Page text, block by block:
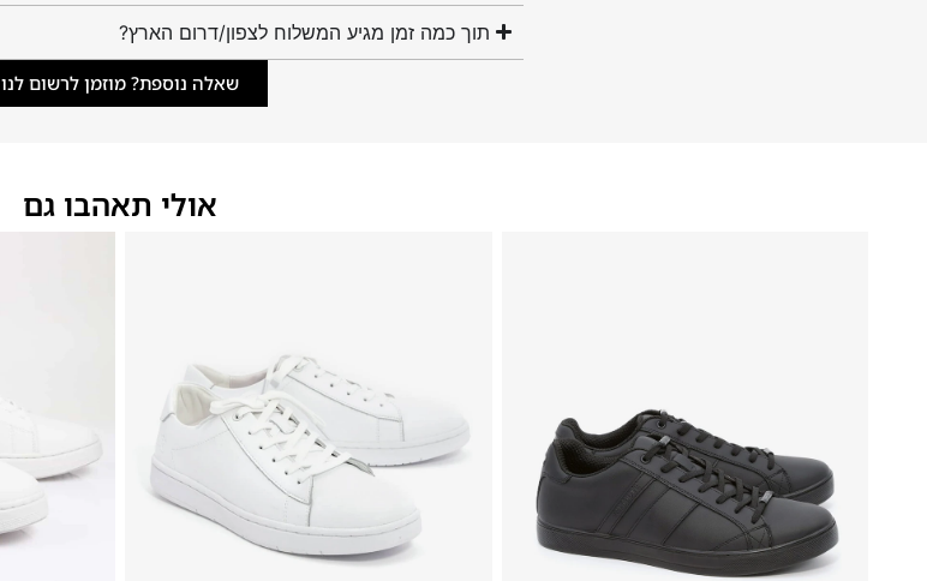
תוך כמה זמן מגיע המשלוח לצפון/דרום הארץ?
שאלה נוספת? מוזמן לרשום לנו
אולי תאהבו גם